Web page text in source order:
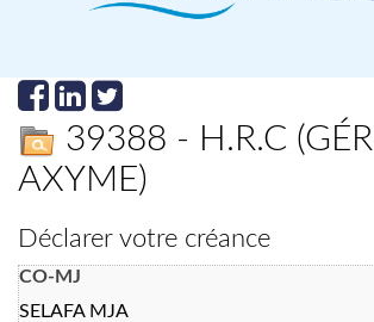
39388 - H.R.C
AXYME)
Déclarer votre créance
CO-MJ
SELAFA MJA